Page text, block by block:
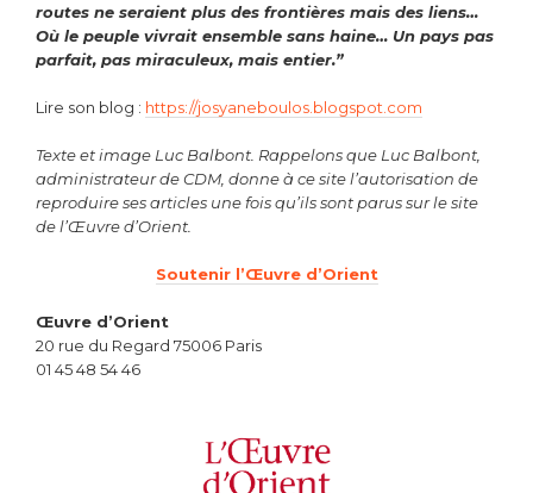
routes ne seraient plus des frontières mais des liens…
Où le peuple vivrait ensemble sans haine… Un pays pas
parfait, pas miraculeux, mais entier.”
Lire son blog : https://josyaneboulos.blogspot.com
Texte et image Luc Balbont. Rappelons que Luc Balbont,
administrateur de CDM, donne à ce site l’autorisation de
reproduire ses articles une fois qu’ils sont parus sur le site
de l’Œuvre d’Orient.
Soutenir l’Œuvre d’Orient
Œuvre d’Orient
20 rue du Regard 75006 Paris
01 45 48 54 46